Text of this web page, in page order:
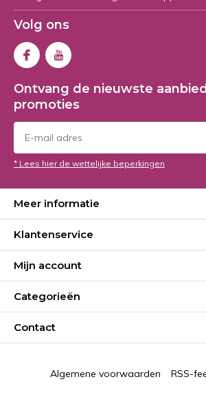
Volg ons
Ontvang de nieuwste
promoties
* Lees hier de wettelijke beperkingen
Meer informatie
Klantenservice
Mijn account
Categorieën
Contact
Algemene voorwaarden RSS-